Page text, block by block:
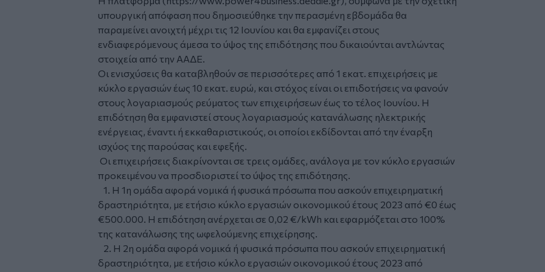
υπουργική απόφαση που δημοσιεύθηκε την περασμένη εβδομάδα θα
παραμείνει ανοιχτή μέχρι τις 12 Ιουνίου και θα εμφανίζει στους
ενδιαφερόμενους άμεσα το ύψος της επιδότησης που δικαιούνται αντλώντας
στοιχεία από την ΑΑΔΕ.
Οι ενισχύσεις θα καταβληθούν σε περισσότερες από 1 εκατ. επιχειρήσεις με
κύκλο εργασιών έως 10 εκατ. ευρώ, και στόχος είναι οι επιδοτήσεις να φανούν
στους λογαριασμούς ρεύματος των επιχειρήσεων έως το τέλος Ιουνίου. Η
επιδότηση θα εμφανιστεί στους λογαριασμούς κατανάλωσης ηλεκτρικής
ενέργειας, έναντι ή εκκαθαριστικούς, οι οποίοι εκδίδονται από την έναρξη
ισχύος της παρούσας και εφεξής.
Οι επιχειρήσεις διακρίνονται σε τρεις ομάδες, ανάλογα με τον κύκλο εργασιών
προκειμένου να προσδιοριστεί το ύψος της επιδότησης.
1. Η 1η ομάδα αφορά νομικά ή φυσικά πρόσωπα που ασκούν επιχειρηματική
δραστηριότητα, με ετήσιο κύκλο εργασιών οικονομικού έτους 2023 από €0 έως
€500.000. Η επιδότηση ανέρχεται σε 0,02 €/kWh και εφαρμόζεται στο 100%
της κατανάλωσης της ωφελούμενης επιχείρησης.
2. Η 2η ομάδα αφορά νομικά ή φυσικά πρόσωπα που ασκούν επιχειρηματική
δραστηριότητα, με ετήσιο κύκλο εργασιών οικονομικού έτους 2023 από